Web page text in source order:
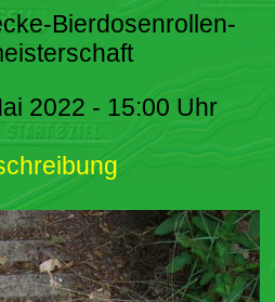
Bierdosenrollen-
2022 - 15:00 Uhr